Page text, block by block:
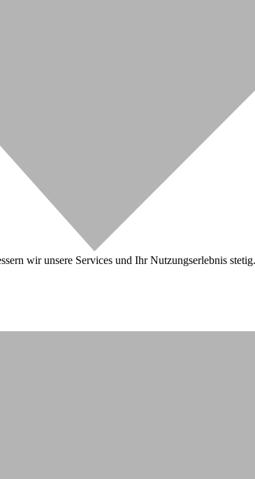
wir unsere Services und Ihr Nutzungserlebnis